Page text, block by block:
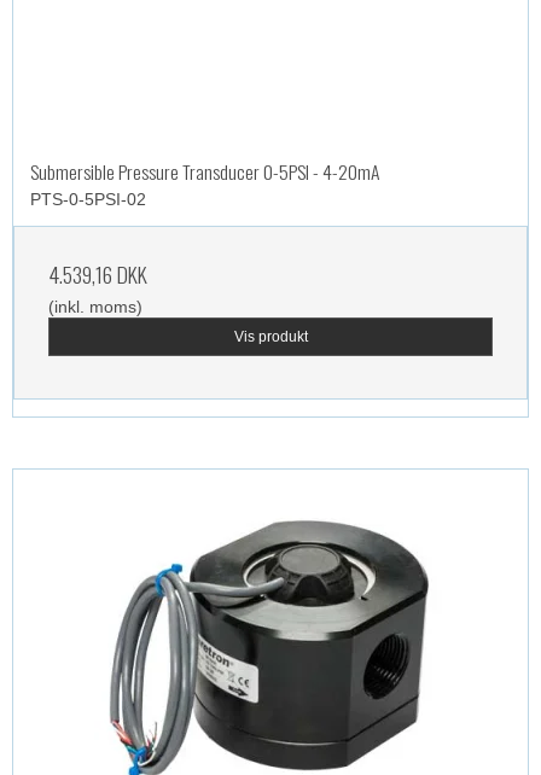
Submersible Pressure Transducer 0-5PSI - 4-20mA
PTS-0-5PSI-02
4.539,16 DKK
(inkl. moms)
Vis produkt